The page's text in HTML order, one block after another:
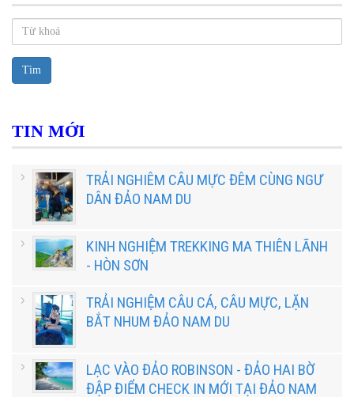
Tìm
TIN MỚI
TRẢI NGHIÊM CÂU MỰC ĐÊM CÙNG NGƯ
DÂN ĐẢO NAM DU
KINH NGHIỆM TREKKING MA THIÊN LÃNH
- HÒN SƠN
TRẢI NGHIỆM CÂU CÁ, CÂU MỰC, LẶN
BẮT NHUM ĐẢO NAM DU
LẠC VÀO ĐẢO ROBINSON - ĐẢO HAI BỜ
ĐẬP ĐIỂM CHECK IN MỚI TẠI ĐẢO NAM